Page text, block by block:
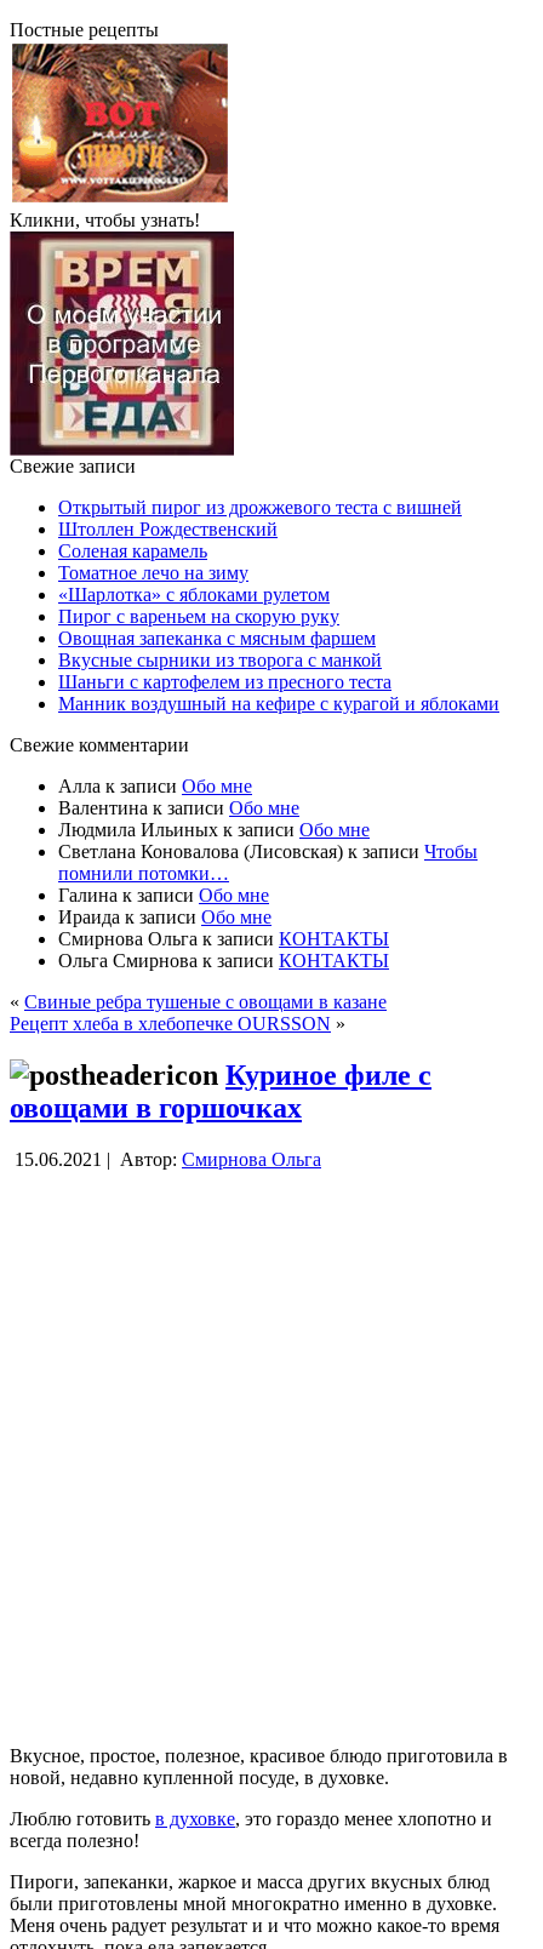
Постные рецепты
Кликни, чтобы узнать!
Свежие записи
Открытый пирог из дрожжевого теста с вишней
Штоллен Рождественский
Соленая карамель
Томатное лечо на зиму
«Шарлотка» с яблоками рулетом
Пирог с вареньем на скорую руку
Овощная запеканка с мясным фаршем
Вкусные сырники из творога с манкой
Шаньги с картофелем из пресного теста
Манник воздушный на кефире с курагой и яблоками
Свежие комментарии
Алла к записи Обо мне
Валентина к записи Обо мне
Людмила Ильиных к записи Обо мне
Светлана Коновалова (Лисовская) к записи Чтобы
помнили потомки…
Галина к записи Обо мне
Ираида к записи Обо мне
Смирнова Ольга к записи КОНТАКТЫ
Ольга Смирнова к записи КОНТАКТЫ
« Свиные ребра тушеные с овощами в казане
Рецепт хлеба в хлебопечке OURSSON »
Куриное филе с
овощами в горшочках
15.06.2021 | Автор: Смирнова Ольга
Вкусное, простое, полезное, красивое блюдо приготовила в
новой, недавно купленной посуде, в духовке.
Люблю готовить в духовке, это гораздо менее хлопотно и
всегда полезно!
Пироги, запеканки, жаркое и масса других вкусных блюд
были приготовлены мной многократно именно в духовке.
Меня очень радует результат и и что можно какое-то время